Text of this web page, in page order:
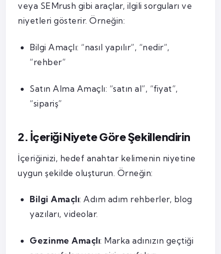
veya SEMrush gibi araçlar, ilgili sorguları ve
niyetleri gösterir. Örneğin:
Bilgi Amaçlı: “nasıl yapılır”, “nedir”,
“rehber”
Satın Alma Amaçlı: “satın al”, “fiyat”,
“sipariş”
2. İçeriği Niyete Göre Şekillendirin
İçeriğinizi, hedef anahtar kelimenin niyetine
uygun şekilde oluşturun. Örneğin:
Bilgi Amaçlı: Adım adım rehberler, blog
yazıları, videolar.
Gezinme Amaçlı: Marka adınızın geçtiği